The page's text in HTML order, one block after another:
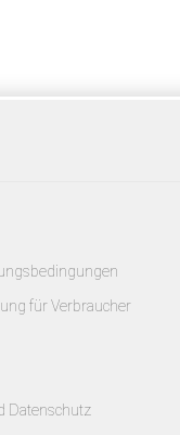
für Verbraucher
Datenschutz